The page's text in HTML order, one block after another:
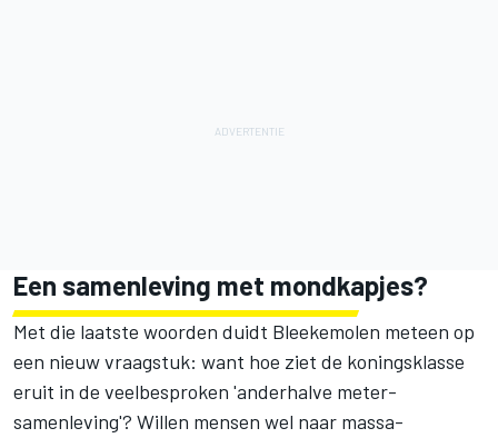
Een samenleving met mondkapjes?
Met die laatste woorden duidt Bleekemolen meteen op
een nieuw vraagstuk: want hoe ziet de koningsklasse
eruit in de veelbesproken 'anderhalve meter-
samenleving'? Willen mensen wel naar massa-